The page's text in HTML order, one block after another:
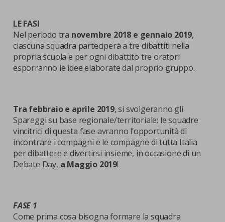
LE FASI
Nel periodo tra novembre 2018 e gennaio 2019,
ciascuna squadra parteciperà a tre dibattiti nella
propria scuola e per ogni dibattito tre oratori
esporranno le idee elaborate dal proprio gruppo.
Tra febbraio e aprile 2019, si svolgeranno gli
Spareggi su base regionale/territoriale: le squadre
vincitrici di questa fase avranno l’opportunità di
incontrare i compagni e le compagne di tutta Italia
per dibattere e divertirsi insieme, in occasione di un
Debate Day, a Maggio 2019!
FASE 1
Come prima cosa bisogna formare la squadra